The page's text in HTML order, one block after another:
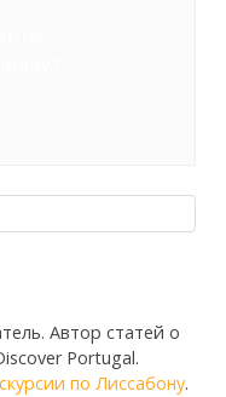
Автор статей о
Portugal.
по Лиссабону.